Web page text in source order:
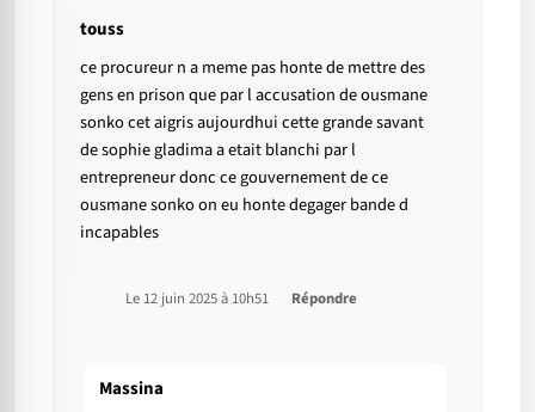
touss
ce procureur n a meme pas honte de mettre des
gens en prison que par l accusation de ousmane
sonko cet aigris aujourdhui cette grande savant
de sophie gladima a etait blanchi par l
entrepreneur donc ce gouvernement de ce
ousmane sonko on eu honte degager bande d
incapables
Le 12 juin 2025 à 10h51 Répondre
Massina